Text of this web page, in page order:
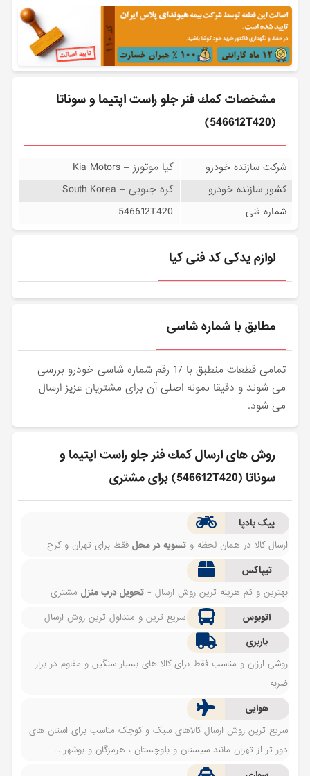
مشخصات كمك فنر جلو راست اپتیما و سوناتا
(546612T420)
شرکت سازنده خودرو کیا موتورز – Kia Motors
کشور سازنده خودرو کره جنوبی – South Korea
شماره فنی 546612T420
لوازم یدکی کد فنی کیا
مطابق با شماره شاسی
تمامی قطعات منطبق با 17 رقم شماره شاسی خودرو بررسی
می شوند و دقیقا نمونه اصلی آن برای مشتریان عزیز ارسال
می شود.
روش های ارسال كمك فنر جلو راست اپتیما و
سوناتا (546612T420) برای مشتری
پیک بادپا
ارسال کالا در همان لحظه وتسویه در محل فقط برای تهران و کرج
تیپاکس
بهترین و کم هزینه ترین روش ارسال -تحویل درب منزل مشتری
اتوبوس
سریع ترین و متداول ترین روش ارسال
باربری
روشی ارزان و مناسب فقط برای کالا های بسیار سنگین و مقاوم در برار
ضربه
هوایی
سریع ترین روش ارسال کالاهای سبک و کوچک مناسب برای استان های
دور تر از تهران مانند سیستان و بلوچستان ، هرمزگان و بوشهر ...